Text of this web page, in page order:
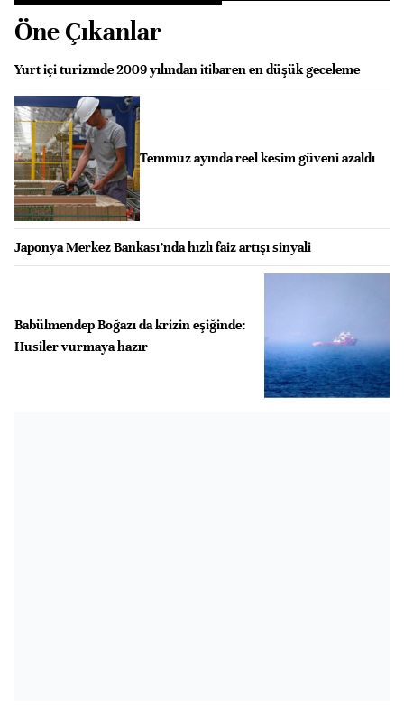
Öne Çıkanlar
Yurt içi turizmde 2009 yılından itibaren en düşük geceleme
Temmuz ayında reel kesim güveni azaldı
Japonya Merkez Bankası’nda hızlı faiz artışı sinyali
Babülmendep Boğazı da krizin eşiğinde:
Husiler vurmaya hazır